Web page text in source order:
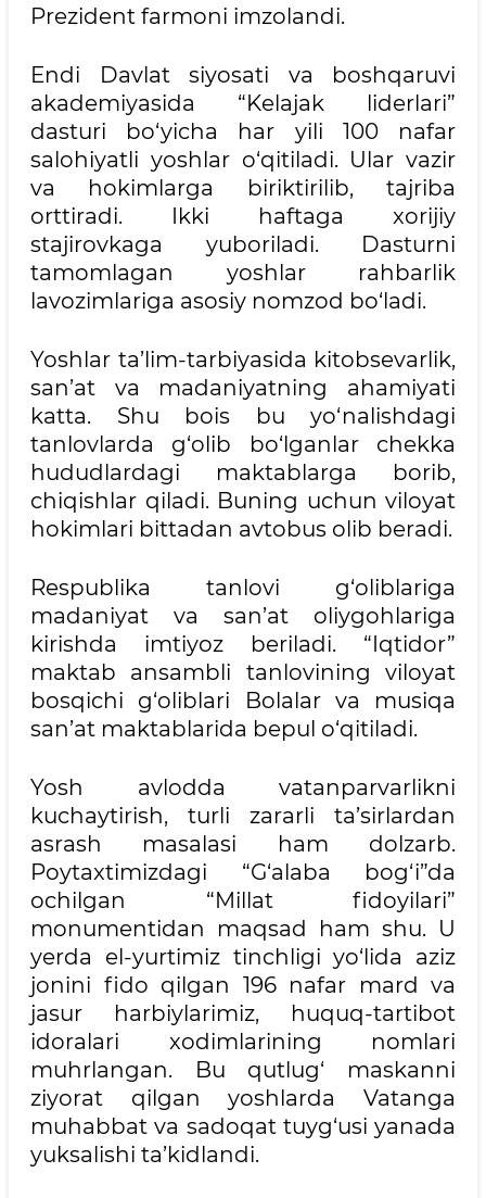
Prezident farmoni imzolandi.
Endi Davlat siyosati va boshqaruvi
akademiyasida “Kelajak liderlari”
dasturi bo‘yicha har yili 100 nafar
salohiyatli yoshlar o‘qitiladi. Ular vazir
va hokimlarga biriktirilib, tajriba
orttiradi. Ikki haftaga xorijiy
stajirovkaga yuboriladi. Dasturni
tamomlagan yoshlar rahbarlik
lavozimlariga asosiy nomzod bo‘ladi.
Yoshlar ta’lim-tarbiyasida kitobsevarlik,
san’at va madaniyatning ahamiyati
katta. Shu bois bu yo‘nalishdagi
tanlovlarda g‘olib bo‘lganlar chekka
hududlardagi maktablarga borib,
chiqishlar qiladi. Buning uchun viloyat
hokimlari bittadan avtobus olib beradi.
Respublika tanlovi g‘oliblariga
madaniyat va san’at oliygohlariga
kirishda imtiyoz beriladi. “Iqtidor”
maktab ansambli tanlovining viloyat
bosqichi g‘oliblari Bolalar va musiqa
san’at maktablarida bepul o‘qitiladi.
Yosh avlodda vatanparvarlikni
kuchaytirish, turli zararli ta’sirlardan
asrash masalasi ham dolzarb.
Poytaxtimizdagi “G‘alaba bog‘i”da
ochilgan “Millat fidoyilari”
monumentidan maqsad ham shu. U
yerda el-yurtimiz tinchligi yo‘lida aziz
jonini fido qilgan 196 nafar mard va
jasur harbiylarimiz, huquq-tartibot
idoralari xodimlarining nomlari
muhrlangan. Bu qutlug‘ maskanni
ziyorat qilgan yoshlarda Vatanga
muhabbat va sadoqat tuyg‘usi yanada
yuksalishi ta’kidlandi.